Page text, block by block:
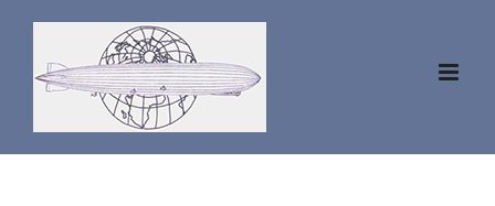
springen